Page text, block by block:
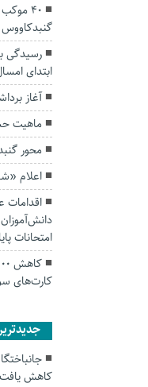
۴۰
ابتدای
آغاز
ماهیت
محور
اعلام
اقدامات‌
امتحانات
کارت‌های
کاهش یافت